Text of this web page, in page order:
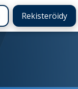
Rekisteröidy